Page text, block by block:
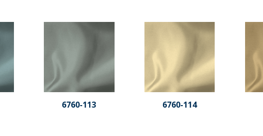
6760-113 6760-114